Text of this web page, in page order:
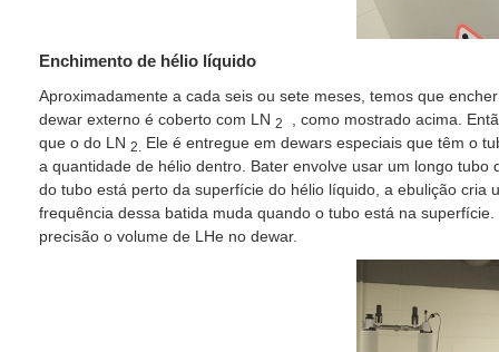
Enchimento de hélio líquido
Aproximadamente a cada seis ou sete meses, temos que
dewar externo é coberto com LN 2
, como mostrado acima.
que o do LN 2.
Ele é entregue em dewars especiais que têm o
a quantidade de hélio dentro. Bater envolve usar um longo
do tubo está perto da superfície do hélio líquido, a ebulição cria
frequência dessa batida muda quando o tubo está na
precisão o volume de LHe no dewar.